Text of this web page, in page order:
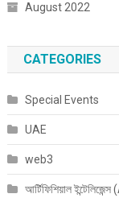
August 2022
CATEGORIES
Special Events
UAE
web3
আর্টিফিশিয়াল ইন্টেলিজেন্স